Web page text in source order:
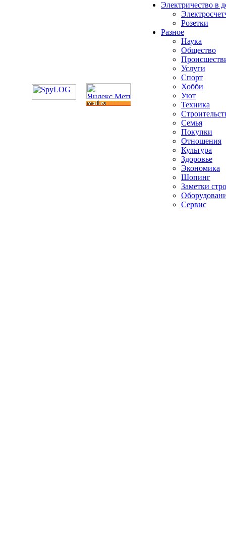
Электричество в
Розетки
Разное
Наука
Общество
Услуги
Спорт
Хобби
Уют
Техника
Семья
Покупки
Отношения
Культура
Здоровье
Экономика
Шопинг
Заметки
Сервис